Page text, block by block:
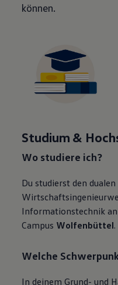
können.
Studium &
Wo studiere ich?
Du studierst den
Informations­technik
Campus Wolfenbüttel.
Welche
In deinem Grund- und